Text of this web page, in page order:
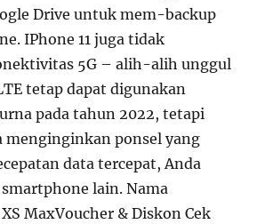
Drive untuk mem-backup
IPhone 11 juga tidak
5G – alih-alih unggul
tetap dapat digunakan
pada tahun 2022, tetapi
menginginkan ponsel yang
data tercepat, Anda
lain. Nama
MaxVoucher & Diskon Cek